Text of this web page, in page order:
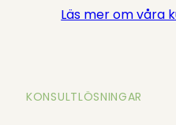
Läs mer om våra
KONSULTLÖSNINGAR